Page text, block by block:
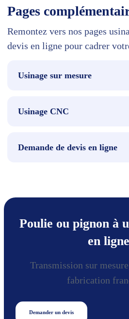
Pages
Remontez vers nos pages
devis en ligne pour cadrer
Usinage sur mesure
Usinage CNC
Demande de devis en ligne
Poulie ou pignon à
en ligne
Transmission sur
fabrication
Demander un devis